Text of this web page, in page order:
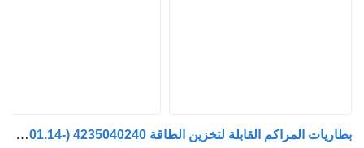
بطاريات المراكم القابلة لتخزين الطاقة WABCO XF106 (01.14-) 4235040240 لـ السيارات القاطرة DAF XF106 (2014-)